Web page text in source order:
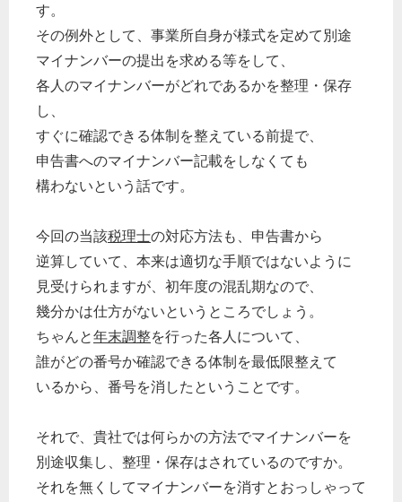
す。
その例外として、事業所自身が様式を定めて別途
マイナンバーの提出を求める等をして、
各人のマイナンバーがどれであるかを整理・保存
し、
すぐに確認できる体制を整えている前提で、
申告書へのマイナンバー記載をしなくても
構わないという話です。
今回の当該税理士の対応方法も、申告書から
逆算していて、本来は適切な手順ではないように
見受けられますが、初年度の混乱期なので、
幾分かは仕方がないというところでしょう。
ちゃんと年末調整を行った各人について、
誰がどの番号か確認できる体制を最低限整えて
いるから、番号を消したということです。
それで、貴社では何らかの方法でマイナンバーを
別途収集し、整理・保存はされているのですか。
それを無くしてマイナンバーを消すとおっしゃって